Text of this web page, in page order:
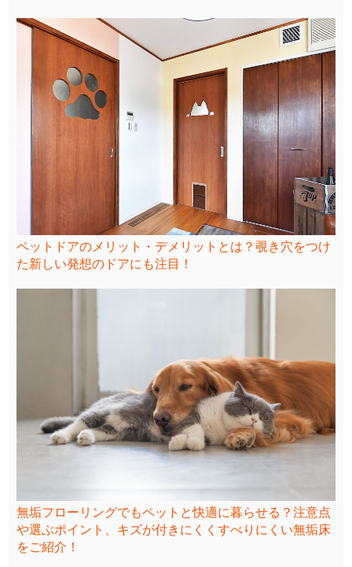
ペットドアのメリット・デメリットとは？覗き穴をつけ
た新しい発想のドアにも注目！
無垢フローリングでもペットと快適に暮らせる？注意点
や選ぶポイント、キズが付きにくくすべりにくい無垢床
をご紹介！